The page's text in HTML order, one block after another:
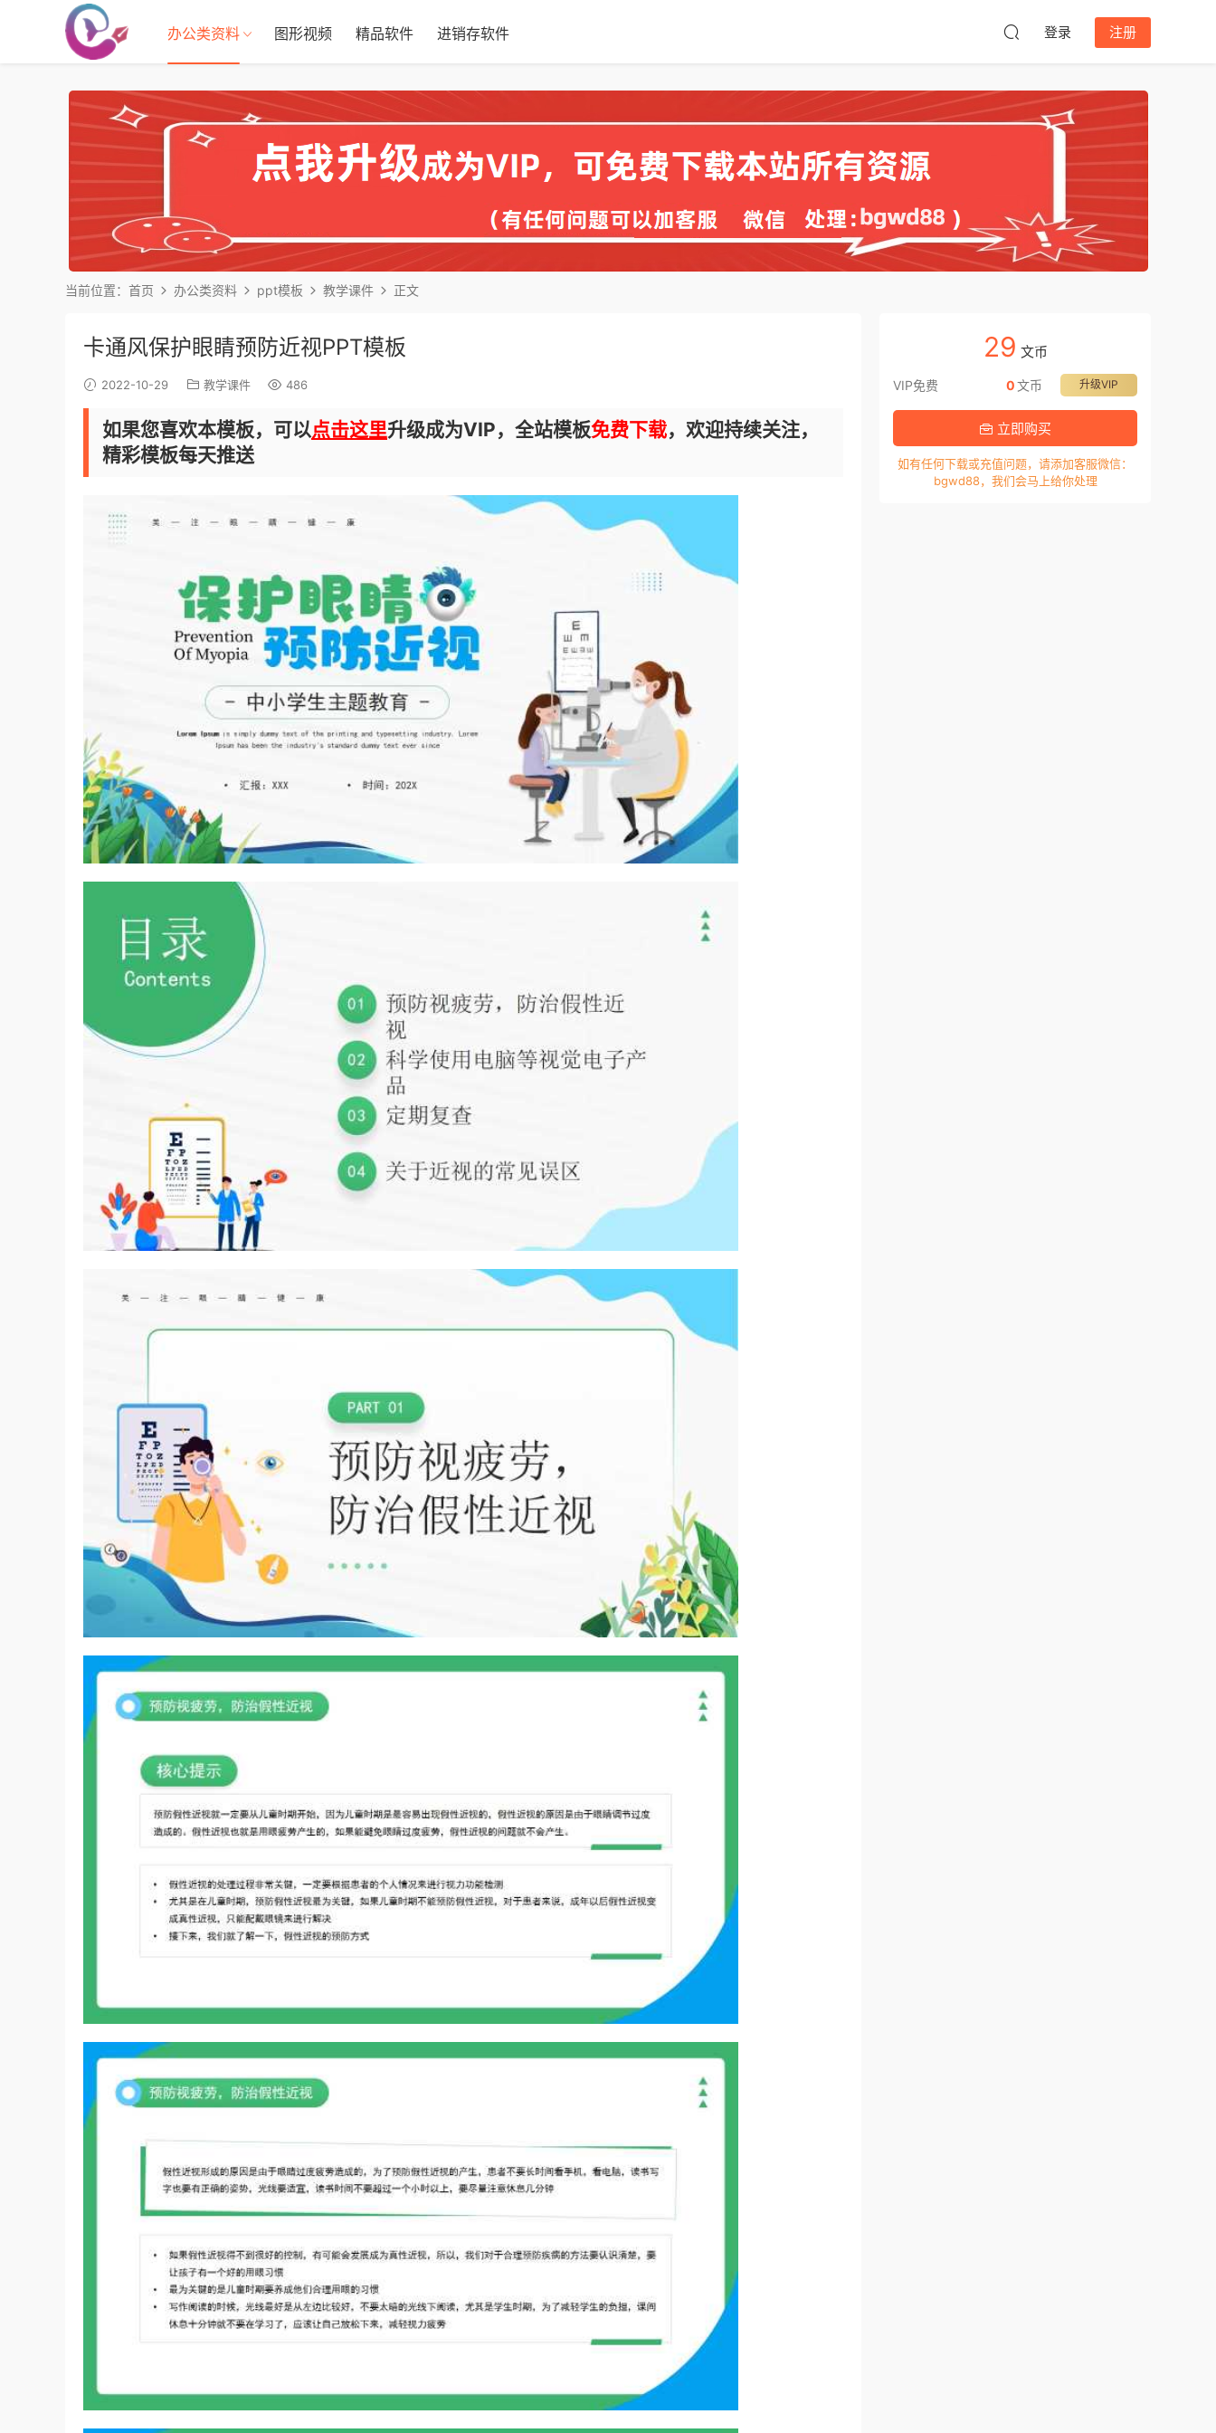
办公类资料 图形视频 精品软件 进销存软件 登录 注册
当前位置： 首页 办公类资料 ppt模板 教学课件 正文
卡通风保护眼睛预防近视PPT模板
2022-10-29 教学课件 486
如果您喜欢本模板，可以点击这里升级成为VIP，全站模板免费下载，欢迎持续关注，
精彩模板每天推送
29 文币
VIP免费 升级VIP
0文币
立即购买
如有任何下载或充值问题，请添加客服微信：
bgwd88，我们会马上给你处理